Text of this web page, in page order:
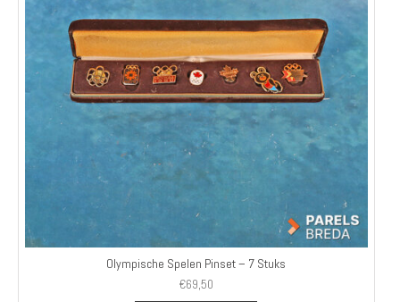
Olympische Spelen Pinset – 7 Stuks
€69,50